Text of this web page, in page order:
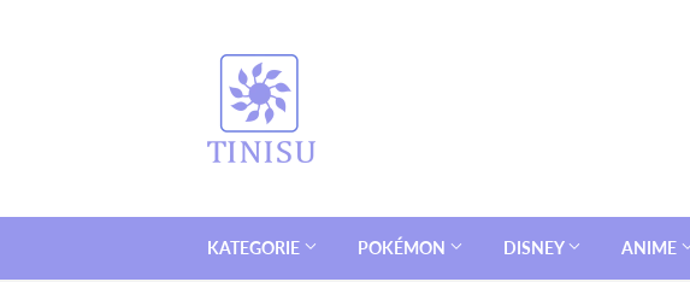
KATEGORIE POKÉMON DISNEY ANIME